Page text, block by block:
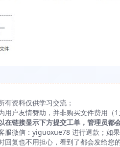
有资料仅供学习交流；
用户友情赞助，并非购买文件费用（1
在链接显示下方提交工单，管理员都
服微信：yiguoxue78 进行退款；如
回复也不用担心，看到了都会发给您